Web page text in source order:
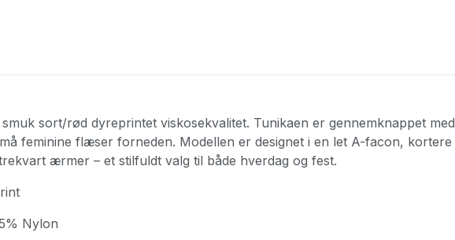
sort/rød dyreprintet viskosekvalitet. Tunikaen er gennemknappet med
feminine flæser forneden. Modellen er designet i en let A-facon, kortere
ærmer – et stilfuldt valg til både hverdag og fest.
Nylon